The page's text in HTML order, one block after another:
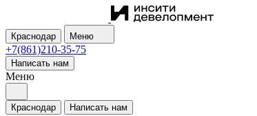
Краснодар Меню
+7(861)210-35-75
Написать нам
Меню
Краснодар Написать нам